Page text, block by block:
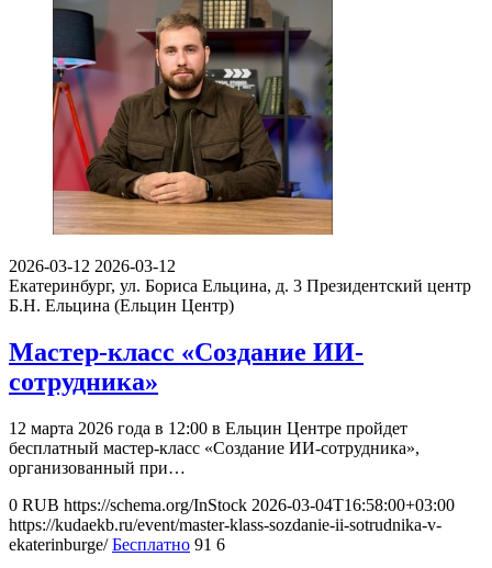
2026-03-12 2026-03-12
Екатеринбург, ул. Бориса Ельцина, д. 3 Президентский центр
Б.Н. Ельцина (Ельцин Центр)
Мастер-класс «Создание ИИ-
сотрудника»
12 марта 2026 года в 12:00 в Ельцин Центре пройдет
бесплатный мастер-класс «Создание ИИ-сотрудника»,
организованный при…
0 RUB https://schema.org/InStock 2026-03-04T16:58:00+03:00
https://kudaekb.ru/event/master-klass-sozdanie-ii-sotrudnika-v-
ekaterinburge/ Бесплатно 91 6